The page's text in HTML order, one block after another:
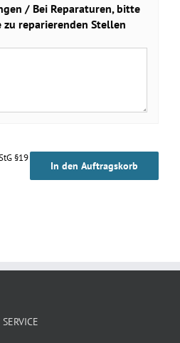
/ Bei Reparaturen, bitte
reparierenden Stellen
In den Auftragskorb
§19
SERVICE